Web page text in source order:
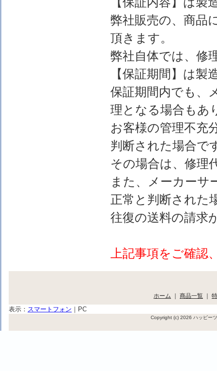
弊社販売の、商品
頂きます。
弊社自体では、修
【保証期間】は
保証期間内でも、
理となる場合もあ
お客様の管理不充
判断された場合で
その場合は、修理
また、メーカーサ
正常と判断された
往復の送料の請求
上記事項をご確
ホーム ｜ 商品一覧 ｜
表示： スマートフォン ｜ PC
Copyright (c) 2026 ハッピー